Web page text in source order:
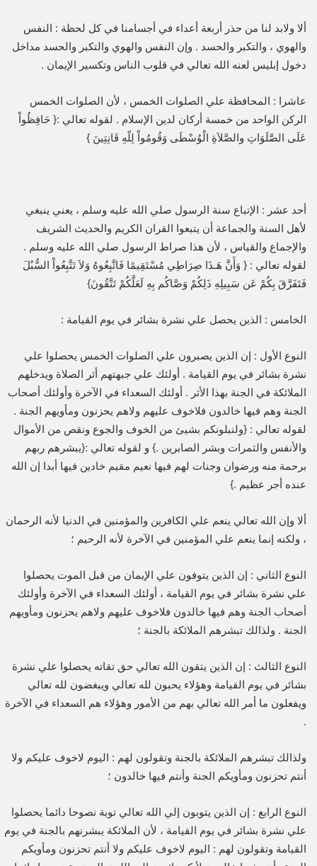
ألا ولابد لنا من حذر أربعة أعداء في أجسامنا في كل لحظة : النفس
والهوي ، والتكبر والحسد . وإن النفس والهوي والتكبر والحسد مداخل
دخول إبليس لعنه الله تعالي في قلوب الناس وتكسير الإيمان .
عاشرا : المحافظة علي الصلوات الخمس ، لأن الصلوات الخمس
الركن الواحد من خمسة أركان لدين الإسلام . لقوله تعالي :{ حَافِظُواْ
عَلَى الصَّلَوَاتِ والصَّلاَةِ الْوُسْطَى وَقُومُواْ لِلّهِ قَانِتِينَ }
أحد عشر : الإتباع سنة الرسول صلي الله عليه وسلم ، يعني ينبغي
لأهل السنة والجماعة أن يتبعوا القران الكريم والحديث الشريف
والإجماع والقياس ، لأن هذا صراط الرسول صلي الله عليه وسلم .
لقوله تعالي : { وَأَنَّ هَـذَا صِرَاطِي مُسْتَقِيمًا فَاتَّبِعُوهُ وَلاَ تَتَّبِعُواْ السُّبُلَ
فَتَفَرَّقَ بِكُمْ عَن سَبِيلِهِ ذَلِكُمْ وَصَّاكُم بِهِ لَعَلَّكُمْ تَتَّقُونَ}
الخامس : الذين يحصل علي نشرة بشائر في يوم القيامة :
النوع الأول : إن الذين يصبرون علي الصلوات الخمس يحصلوا علي
نشرة بشائر في يوم القيامة . أولئك علي جبهتهم أثر الصلاة ويدخلهم
الملائكة في الجنة بهذا الأثر . أولئك السعداء في الآخرة وأولئك أصحاب
الجنة وهم فيها خالدون فلاخوف عليهم ولاهم يحزنون ومأويهم الجنة .
لقوله تعالي : {ولنبلونكم بشيئ من الخوف والجوع ونقص من الأموال
والأنفس والثمرات وبشر الصابرين .} و لقوله تعالي :{يبشرهم ربهم
برحمة منه ورضوان وجنات لهم فيها نعيم مقيم خادين فيها أبدا إن الله
عنده أجر عظيم .}
ألا وإن الله تعالي ينعم علي الكافرين والمؤمنين في الدنيا لأنه الرحمان
، ولكنه إنما ينعم علي المؤمنين في الآخرة لأنه الرحيم ؛
النوع الثاني : إن الذين يتوفون علي الإيمان من قبل الموت يحصلوا
علي نشرة بشائر في يوم القيامة ، أولئك السعداء في الآخرة وأولئك
أصحاب الجنة وهم فيها خالدون فلاخوف عليهم ولاهم يحزنون ومأويهم
الجنة . ولذالك تبشرهم الملائكة بالجنة ؛
‎النوع الثالث : إن الذين يتقون الله تعالي حق تقاته يحصلوا علي نشرة
بشائر في يوم القيامة وهؤلاء يحبون لله تعالي ويبغضون لله تعالي
ويفعلون ما أمر الله تعالي بهم من الأمور وهؤلاء هم السعداء في الآخرة
.
ولذالك تبشرهم الملائكة بالجنة وتقولون لهم : اليوم لاخوف عليكم ولا
أنتم تحزنون ومأويكم الجنة وأنتم فيها خالدون ؛
النوع الرابع : إن الذين يتوبون إلي الله تعالي توبة نصوحا دائما يحصلوا
علي نشرة بشائر في يوم القيامة ، لأن الملائكة يبشرنهم بالجنة في يوم
القيامة وتقولون لهم : اليوم لاخوف عليكم ولا أنتم تحزنون ومأويكم